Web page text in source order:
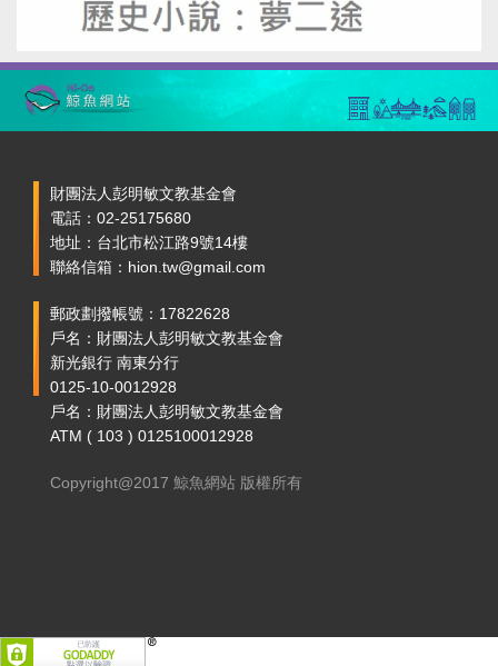
財團法人彭明敏文教基金會
電話：02-25175680
地址：台北市松江路9號14樓
聯絡信箱：hion.tw@gmail.com
郵政劃撥帳號：17822628
戶名：財團法人彭明敏文教基金會
新光銀行 南東分行
0125-10-0012928
戶名：財團法人彭明敏文教基金會
ATM ( 103 ) 0125100012928
Copyright@2017 鯨魚網站 版權所有